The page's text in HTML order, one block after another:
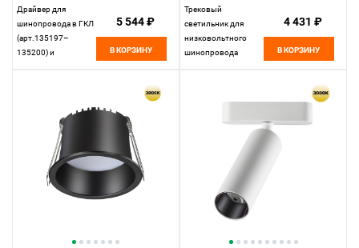
Драйвер для
шинопровода в ГКЛ
(арт.135197–
135200) и
25,9*2,5* см, 200W*
К, Novotech Drive
Smal, белый, 359217
5 544 ₽
В КОРЗИНУ
Трековый
светильник для
низковольтного
шинопровода
4 431 ₽
В КОРЗИНУ